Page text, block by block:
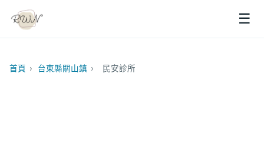
☰
首頁 › 台東縣關山鎮 › 民安診所